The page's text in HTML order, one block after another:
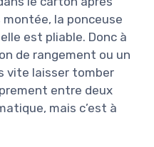
la ponceuse
est pliable. Donc à
de rangement ou un
vite laisser tomber
entre deux
mais c’est à